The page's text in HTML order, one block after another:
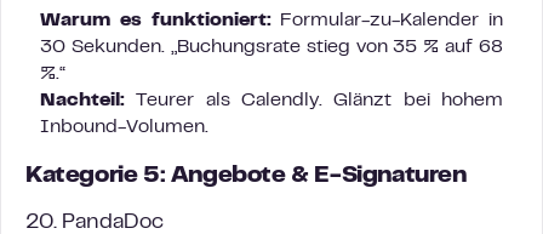
Warum es funktioniert:Formular-zu-Kalender in
30 Sekunden. „Buchungsrate stieg von 35 % auf 68
%.“
Nachteil: Teurer als Calendly. Glänzt bei hohem
Inbound-Volumen.
Kategorie 5: Angebote & E-Signaturen
20. PandaDoc